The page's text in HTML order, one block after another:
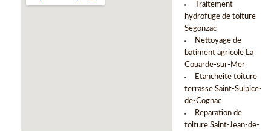
Traitement
hydrofuge de toiture
Segonzac
Nettoyage de
batiment agricole La
Couarde-sur-Mer
Etancheite toiture
terrasse Saint-Sulpice-
de-Cognac
Reparation de
toiture Saint-Jean-de-